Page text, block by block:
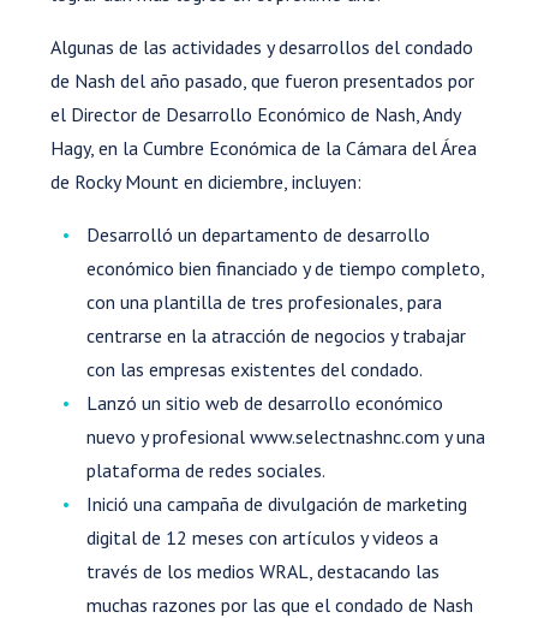
Algunas de las actividades y desarrollos del condado
de Nash del año pasado, que fueron presentados por
el Director de Desarrollo Económico de Nash, Andy
Hagy, en la Cumbre Económica de la Cámara del Área
de Rocky Mount en diciembre, incluyen:
Desarrolló un departamento de desarrollo
económico bien financiado y de tiempo completo,
con una plantilla de tres profesionales, para
centrarse en la atracción de negocios y trabajar
con las empresas existentes del condado.
Lanzó un sitio web de desarrollo económico
nuevo y profesional www.selectnashnc.com y una
plataforma de redes sociales.
Inició una campaña de divulgación de marketing
digital de 12 meses con artículos y videos a
través de los medios WRAL, destacando las
muchas razones por las que el condado de Nash